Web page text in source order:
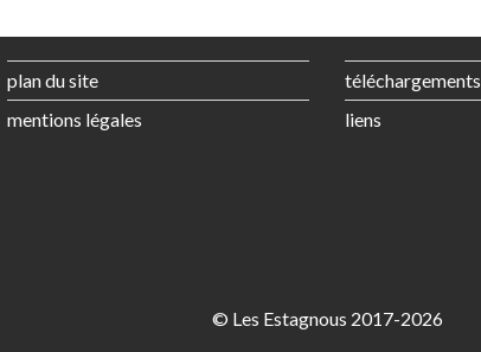
plan du site
mentions légales
téléchargements
liens
© Les Estagnous 2017-2026